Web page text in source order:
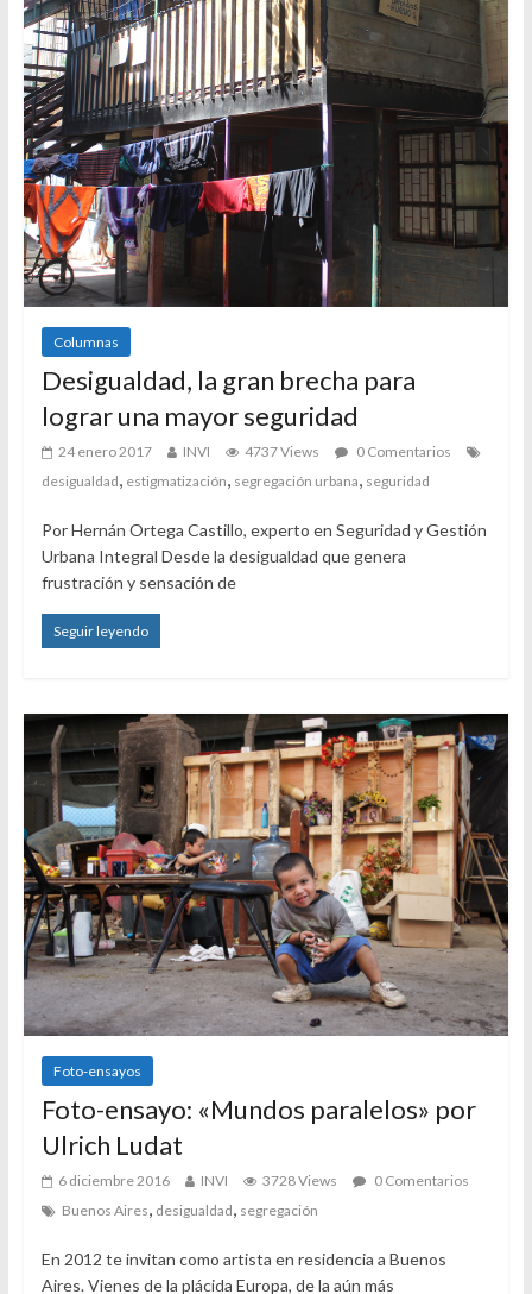
Columnas
Desigualdad, la gran brecha para
lograr una mayor seguridad
24 enero 2017 INVI 4737 Views
0 Comentarios
desigualdad estigmatización segregación urbana seguridad
Por Hernán Ortega Castillo, experto en Seguridad y Gestión
Urbana Integral Desde la desigualdad que genera
frustración y sensación de
Seguir leyendo
Foto-ensayos
Foto-ensayo: «Mundos paralelos» por
Ulrich Ludat
6 diciembre 2016 INVI 3728 Views
0 Comentarios
Buenos Aires, desigualdad, segregación
En 2012 te invitan como artista en residencia a Buenos
Aires. Vienes de la plácida Europa, de la aún más